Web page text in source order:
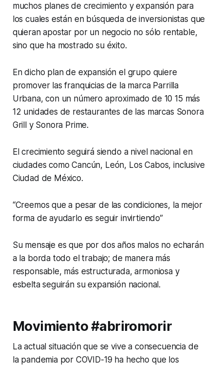
muchos planes de crecimiento y expansión para
los cuales están en búsqueda de inversionistas que
quieran apostar por un negocio no sólo rentable,
sino que ha mostrado su éxito.
En dicho plan de expansión el grupo quiere
promover las franquicias de la marca Parrilla
Urbana, con un número aproximado de 10 15 más
12 unidades de restaurantes de las marcas Sonora
Grill y Sonora Prime.
El crecimiento seguirá siendo a nivel nacional en
ciudades como Cancún, León, Los Cabos, inclusive
Ciudad de México.
“Creemos que a pesar de las condiciones, la mejor
forma de ayudarlo es seguir invirtiendo”
Su mensaje es que por dos años malos no echarán
a la borda todo el trabajo; de manera más
responsable, más estructurada, armoniosa y
esbelta seguirán su expansión nacional.
Movimiento #abriromorir
La actual situación que se vive a consecuencia de
la pandemia por COVID-19 ha hecho que los